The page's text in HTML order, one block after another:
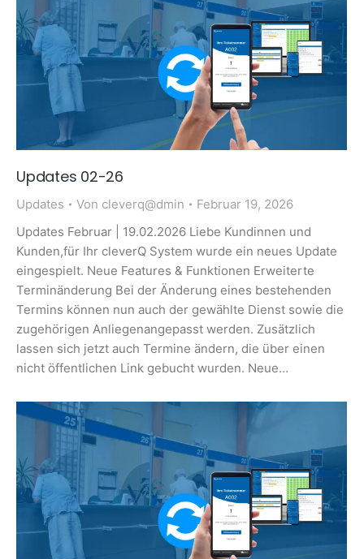
Updates 02-26
Updates Von cleverq@dmin
Februar 19, 2026
Updates Februar | 19.02.2026 Liebe Kundinnen und
Kunden,für Ihr cleverQ System wurde ein neues Update
eingespielt. Neue Features & Funktionen Erweiterte
Terminänderung Bei der Änderung eines bestehenden
Termins können nun auch der gewählte Dienst sowie die
zugehörigen Anliegenangepasst werden. Zusätzlich
lassen sich jetzt auch Termine ändern, die über einen
nicht öffentlichen Link gebucht wurden. Neue…